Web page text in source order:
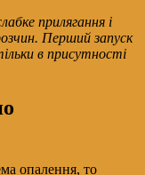
прилягання і
Перший запуск
в присутності
опалення, то